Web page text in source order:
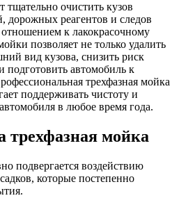
тщательно очистить кузов
дорожных реагентов и следов
к лакокрасочному
позволяет не только удалить
вид кузова, снизить риск
автомобиль к
трехфазная мойка
поддерживать чистоту и
в любое время года.
трехфазная мойка
подвергается воздействию
которые постепенно